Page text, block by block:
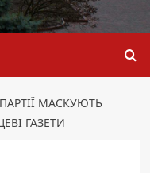
МАСКУЮТЬ
ГАЗЕТИ